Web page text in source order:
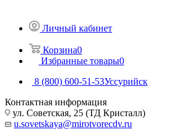
Личный кабинет
Корзина0
Избранные товары0
8 (800) 600-51-53Уссурийск
Контактная информация
ул. Советская, 25 (ТД Кристалл)
u.sovetskaya@mirotvorecdv.ru